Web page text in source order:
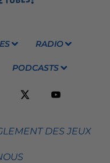
RADIO
PODCASTS
DES JEUX